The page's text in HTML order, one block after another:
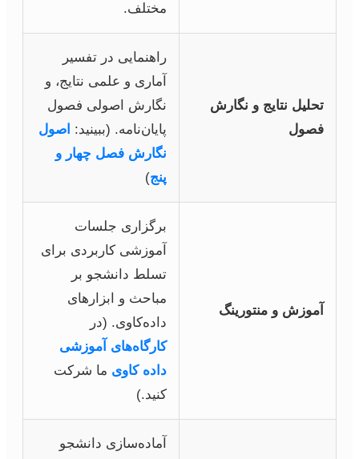
مختلف.
تحلیل نتایج و نگارش
فصول
راهنمایی در تفسیر
آماری و علمی نتایج، و
نگارش اصولی فصول
پایان‌نامه. (ببینید: اصول
نگارش فصل چهار و
پنج)
آموزش و منتورینگ
برگزاری جلسات
آموزشی کاربردی برای
تسلط دانشجو بر
مباحث و ابزارهای
داده‌کاوی. (در
کارگاه‌های آموزشی
داده کاوی ما شرکت
کنید.)
آماده‌سازی دانشجو